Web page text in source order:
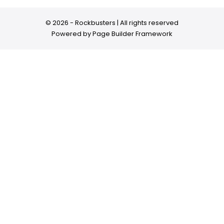
© 2026 - Rockbusters | All rights reserved
Powered byPage Builder Framework